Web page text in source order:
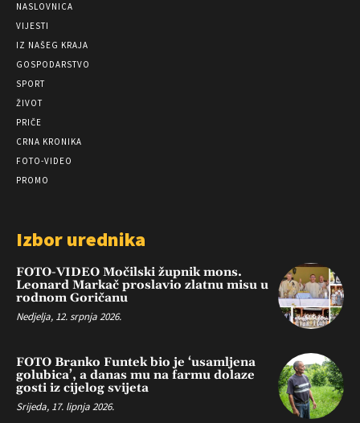
NASLOVNICA
VIJESTI
IZ NAŠEG KRAJA
GOSPODARSTVO
SPORT
ŽIVOT
PRIČE
CRNA KRONIKA
FOTO-VIDEO
PROMO
Izbor urednika
FOTO-VIDEO Močilski župnik mons.
Leonard Markač proslavio zlatnu misu u
rodnom Goričanu
Nedjelja, 12. srpnja 2026.
FOTO Branko Funtek bio je ‘usamljena
golubica’, a danas mu na farmu dolaze
gosti iz cijelog svijeta
Srijeda, 17. lipnja 2026.